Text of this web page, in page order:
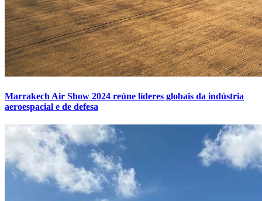
Marrakech Air Show 2024 reúne líderes globais da indústria
aeroespacial e de defesa